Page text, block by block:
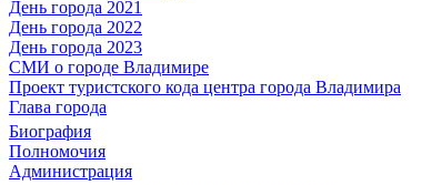
День города 2021
День города 2022
День города 2023
СМИ о городе Владимире
Проект туристского кода центра города Владимира
Глава города
Биография
Полномочия
Администрация